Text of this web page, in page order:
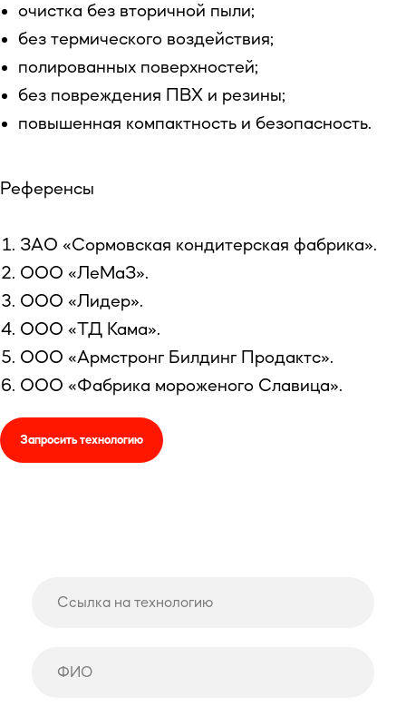
очистка без вторичной пыли;
без термического воздействия;
полированных поверхностей;
без повреждения ПВХ и резины;
повышенная компактность и безопасность.
Референсы
ЗАО «Сормовская кондитерская фабрика».
ООО «ЛеМаЗ».
ООО «Лидер».
ООО «ТД Кама».
ООО «Армстронг Билдинг Продактс».
ООО «Фабрика мороженого Славица».
Запросить технологию
catalog@atr.gov.ru